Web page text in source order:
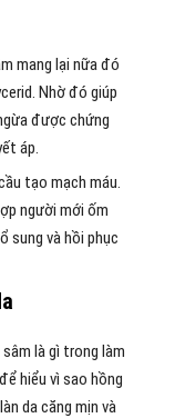
mang lại nữa đó
Nhờ đó giúp
được chứng
áp.
tạo mạch máu.
người mới ốm
sung và hồi phục
là gì trong làm
hiểu vì sao hồng
da căng mịn và